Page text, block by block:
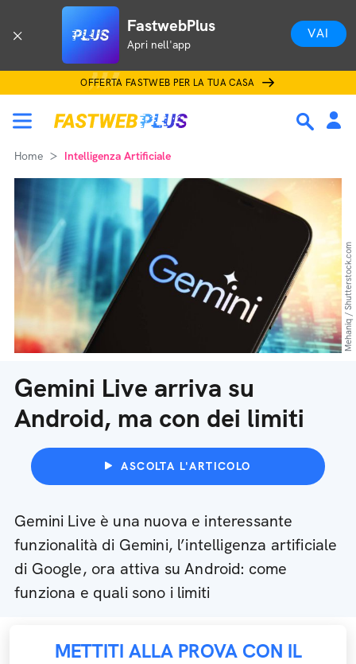
FastwebPlus
Apri nell'app
VAI
OFFERTA FASTWEB PER LA TUA CASA
Home Intelligenza Artificiale
Gemini Live arriva su
Android, ma con dei limiti
ASCOLTA L'ARTICOLO
Gemini Live è una nuova e interessante
funzionalità di Gemini, l’intelligenza artificiale
di Google, ora attiva su Android: come
funziona e quali sono i limiti
Mehaniq / Shutterstock.com
METTITI ALLA PROVA CON IL